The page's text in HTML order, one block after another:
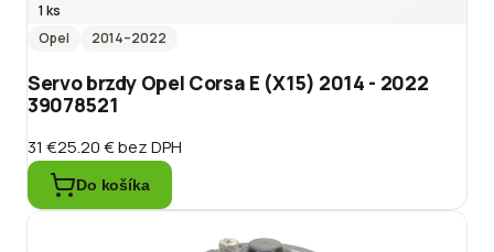
1 ks
Opel
2014–2022
Servo brzdy Opel Corsa E (X15) 2014 - 2022
39078521
31 €25.20 €bez DPH
Do košíka